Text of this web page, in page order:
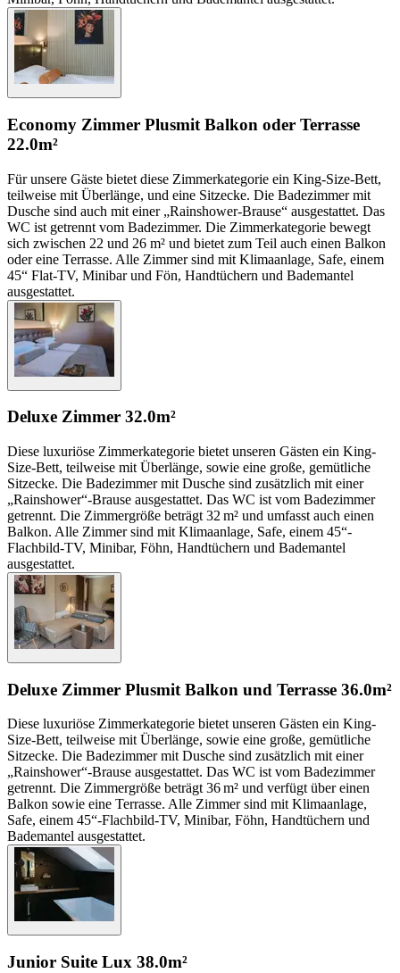
Economy Zimmer Plusmit Balkon oder Terrasse
22.0m²
Für unsere Gäste bietet diese Zimmerkategorie ein King-Size-Bett,
teilweise mit Überlänge, und eine Sitzecke. Die Badezimmer mit
Dusche sind auch mit einer „Rainshower-Brause“ ausgestattet. Das
WC ist getrennt vom Badezimmer. Die Zimmerkategorie bewegt
sich zwischen 22 und 26 m² und bietet zum Teil auch einen Balkon
oder eine Terrasse. Alle Zimmer sind mit Klimaanlage, Safe, einem
45“ Flat-TV, Minibar und Fön, Handtüchern und Bademantel
ausgestattet.
Deluxe Zimmer 32.0m²
Diese luxuriöse Zimmerkategorie bietet unseren Gästen ein King-
Size-Bett, teilweise mit Überlänge, sowie eine große, gemütliche
Sitzecke. Die Badezimmer mit Dusche sind zusätzlich mit einer
„Rainshower“-Brause ausgestattet. Das WC ist vom Badezimmer
getrennt. Die Zimmergröße beträgt 32 m² und umfasst auch einen
Balkon. Alle Zimmer sind mit Klimaanlage, Safe, einem 45“-
Flachbild-TV, Minibar, Föhn, Handtüchern und Bademantel
ausgestattet.
Deluxe Zimmer Plusmit Balkon und Terrasse 36.0m²
Diese luxuriöse Zimmerkategorie bietet unseren Gästen ein King-
Size-Bett, teilweise mit Überlänge, sowie eine große, gemütliche
Sitzecke. Die Badezimmer mit Dusche sind zusätzlich mit einer
„Rainshower“-Brause ausgestattet. Das WC ist vom Badezimmer
getrennt. Die Zimmergröße beträgt 36 m² und verfügt über einen
Balkon sowie eine Terrasse. Alle Zimmer sind mit Klimaanlage,
Safe, einem 45“-Flachbild-TV, Minibar, Föhn, Handtüchern und
Bademantel ausgestattet.
Junior Suite Lux 38.0m²